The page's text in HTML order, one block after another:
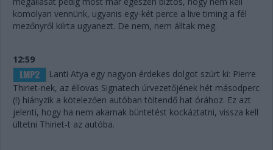
komolyan vennünk, ugyanis egy-két perce a live timing a fél
mezőnyről kiírta ugyanezt. De nem, nem álltak meg.
12:59
Lanti Atya egy nagyon érdekes dolgot szúrt ki: Pierre
Thiriet-nek, az éllovas Signatech úrvezetőjének hét másodperc
(!) hiányzik a kötelezően autóban töltendő hat órához. Ez azt
jelenti, hogy ha nem akarnak büntetést kockáztatni, vissza kell
ültetni Thiriet-t az autóba.